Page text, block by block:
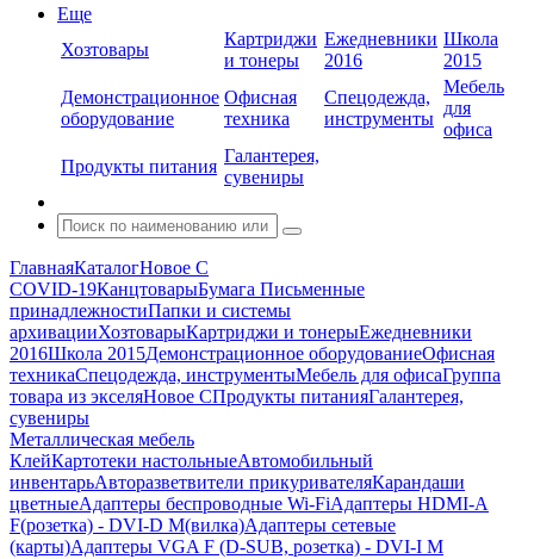
Еще
Хозтовары
Картриджи
и тонеры
Ежедневники
2016
Школа
2015
Демонстрационное
оборудование
Офисная
техника
Спецодежда,
инструменты
Мебель
для
офиса
Продукты питания
Галантерея,
сувениры
ГлавнаяКаталогНовое С
COVID-19КанцтоварыБумага Письменные
принадлежностиПапки и системы
архивацииХозтоварыКартриджи и тонерыЕжедневники
2016Школа 2015Демонстрационное оборудованиеОфисная
техникаСпецодежда, инструментыМебель для офисаГруппа
товара из экселяНовое СПродукты питанияГалантерея,
сувениры
Металлическая мебель
КлейКартотеки настольныеАвтомобильный
инвентарьАвторазветвители прикуривателяКарандаши
цветныеАдаптеры беспроводные Wi-FiАдаптеры HDMI-A
F(розетка) - DVI-D M(вилка)Адаптеры сетевые
(карты)Адаптеры VGA F (D-SUB, розетка) - DVI-I M